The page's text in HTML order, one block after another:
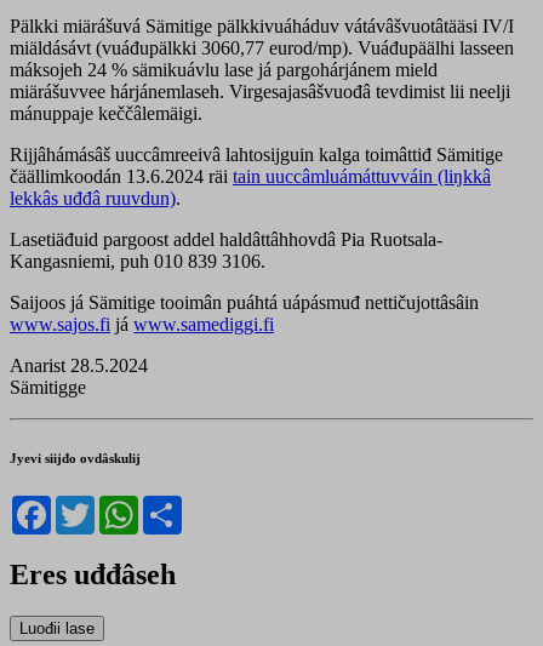
Pälkki miärášuvá Sämitige pälkkivuáháduv vátávâšvuotâtääsi IV/I
miäldásávt (vuáđupälkki 3060,77 eurod/mp). Vuáđupäälhi lasseen
máksojeh 24 % sämikuávlu lase já pargohárjánem mield
miärášuvvee hárjánemlaseh. Virgesajasâšvuođâ tevdimist lii neelji
mánuppaje keččâlemäigi.
Rijjâhámásâš uuccâmreeivâ lahtosijguin kalga toimâttiđ Sämitige
čäällimkoodán 13.6.2024 räi tain uuccâmluámáttuvváin (liŋkkâ
lekkâs uđđâ ruuvdun).
Lasetiäđuid pargoost addel haldâttâhhovdâ Pia Ruotsala-
Kangasniemi, puh 010 839 3106.
Saijoos já Sämitige tooimân puáhtá uápásmuđ nettičujottâsâin
www.sajos.fi já www.samediggi.fi
Anarist 28.5.2024
Sämitigge
Jyevi siijđo ovdâskulij
Facebook
TwitterWhatsApp
Eres uđđâseh